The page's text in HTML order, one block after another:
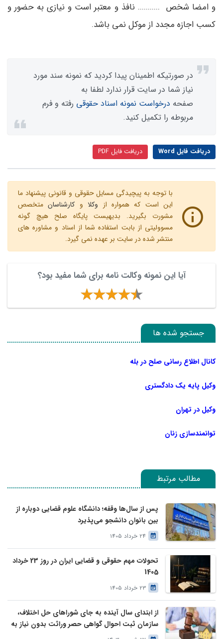
و امضا شخص ........... نافذ و معتبر است و نیازی به حضور و
کسب اجازه مجدد از موکل نمی باشد.
در صورتیکه اطمینان پیدا کردید که نمونه سند مورد
نیاز شما در سایت قرار ندارد لطفا به
صفحه درخواست نمونه اسناد حقوقی رفته و فرم
مربوطه را تکمیل کنید.
دریافت فایل Word دریافت فایل PDF
با توجه به پیچیدگی مسایل حقوقی و قانونی پیشنهاد ما
این است که همواره از وکلاو کارشناسانمتخصص
مشورت بگیرید. بدیهیست پایگاه صلح هیچ گونه
مسوولیتی از بابت استفاده شما از اسناد و مشاوره های
منتشر شده در سایت بر عهده نمی گیرد.
آیا این نمونه وکالت نامه برای شما مفید بود؟
جستجو شده ها
کانال اطلاع رسانی صلح در بله
وکیل پایه یک دادگستری
وکیل در تهران
توانمندسازی زنان
مطالب مرتبط
پس از سال‌ها وقفه؛ دانشگاه علوم قضایی دوباره از
بین بانوان دانشجو می‌پذیرد
24 خرداد 1405
تحولات مهم حقوقی و قضایی ایران در روز 23 خرداد
1405
23 خرداد 1405
از ابتدای سال آینده به جای شوراهای حل اختلاف،
سازمان ثبت احوال گواهی حصر وراثت بدون نیاز به
درخواست وراث صادر خواهد کرد